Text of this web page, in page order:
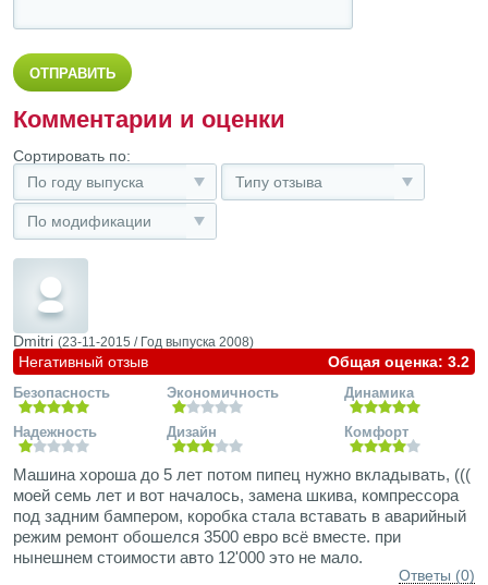
Комментарии и оценки
Сортировать по:
По году выпуска
Типу отзыва
По модификации
Dmitri (23-11-2015 / Год выпуска 2008)
Негативный отзыв Общая оценка: 3.2
Безопасность Экономичность Динамика
Надежность Дизайн Комфорт
Машина хороша до 5 лет потом пипец нужно вкладывать, (((
моей семь лет и вот началось, замена шкива, компрессора
под задним бампером, коробка стала вставать в аварийный
режим ремонт обошелся 3500 евро всё вместе. при
нынешнем стоимости авто 12'000 это не мало.
Ответы (0)